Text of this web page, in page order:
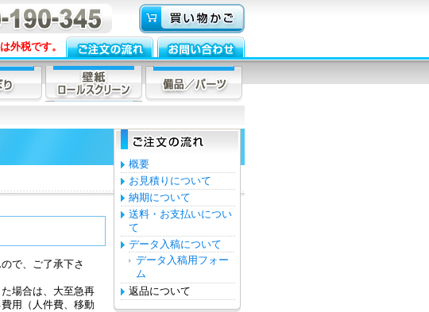
外税です。
概要
お見積りについて
納期について
送料・お支払いについ
て
データ入稿について
データ入稿用フォー
ム
返品について
で、ご了承下さ
場合は、大至急再
用（人件費、移動